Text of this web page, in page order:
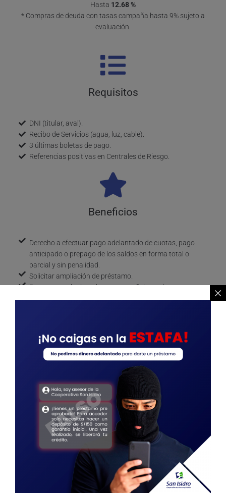
Hasta 12.68 %
* Compras de deuda con tasas campaña hasta 9% sujeto a
evaluación.
Requisitos
DNI (titular, aval).
Recibo de Servicios (agua, luz, cable).
3 últimas boletas de pago.
Referencias positivas en Centrales de Riesgo.
Beneficios
Derecho a efectuar pago adelantado de cuotas, pago
anticipado o prepago de los saldos en forma total o
parcial y sin penalidad.
Solicitar ampliación de préstamo.
Pagar en cualquiera de nuestras oficinas, sin costo extra
o penalidades por plaza.